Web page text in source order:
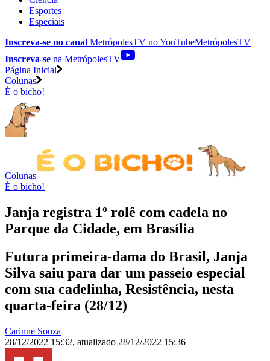
Esportes
Especiais
Inscreva-se no canal MetrópolesTV noYouTubeMetrópolesTV
Inscreva-se na MetrópolesTV
Página Inicial
Colunas
É o bicho!
Colunas
É o bicho!
Janja registra 1º rolê com cadela no
Parque da Cidade, em Brasília
Futura primeira-dama do Brasil, Janja
Silva saiu para dar um passeio especial
com sua cadelinha, Resistência, nesta
quarta-feira (28/12)
Carinne Souza
28/12/2022 15:32, atualizado 28/12/2022 15:36